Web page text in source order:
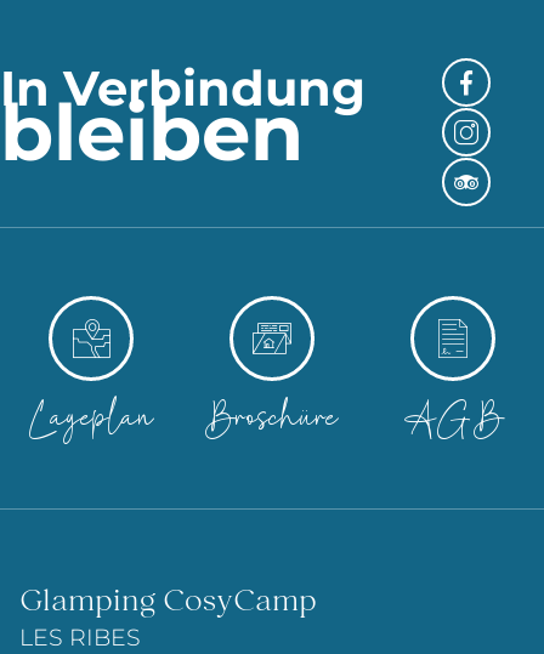
In Verbindung
bleiben
Lageplan Broschüre AGB
Glamping CosyCamp
LES RIBES